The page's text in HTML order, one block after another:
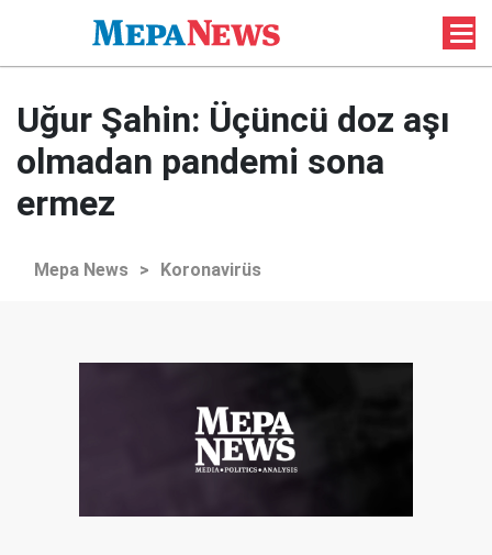
Uğur Şahin: Üçüncü doz aşı
olmadan pandemi sona
ermez
Mepa News > Koronavirüs